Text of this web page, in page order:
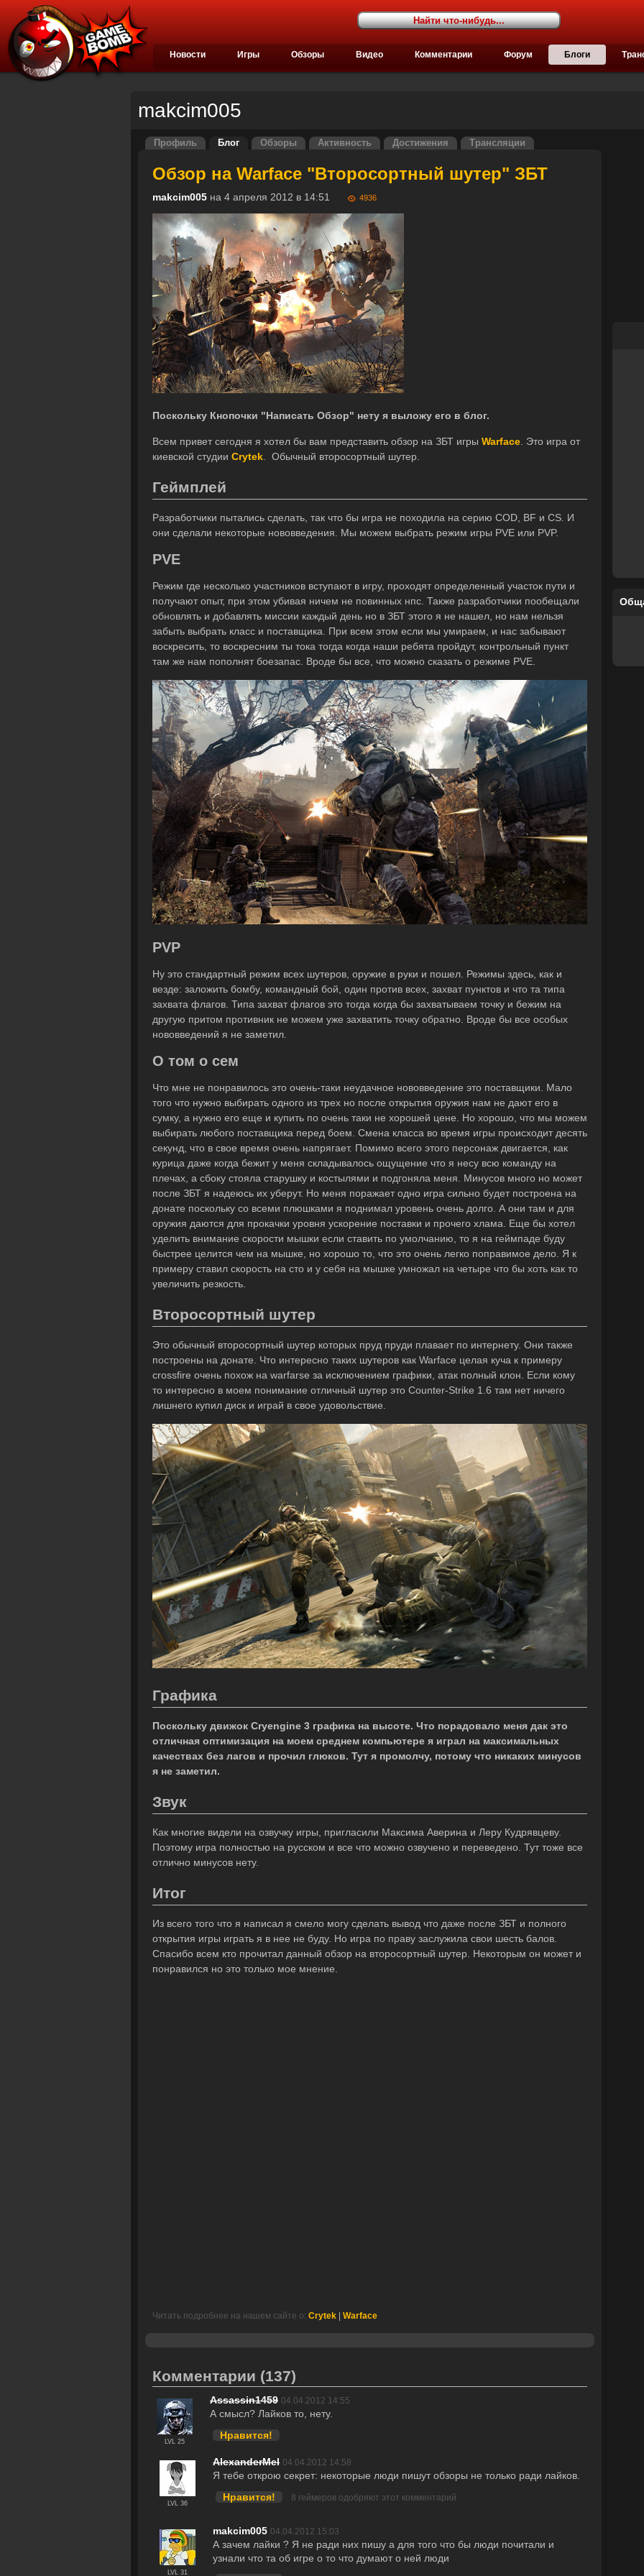
Новости Игры Обзоры Видео Комментарии Форум Блоги
makcim005
Профиль Блог Обзоры Активность Достижения Трансляции
Обзор на Warface "Второсортный шутер" ЗБТ
makcim005 на 4 апреля 2012 в 14:51 4936
Поскольку Кнопочки "Написать Обзор" нету я выложу его в блог.
Всем привет сегодня я хотел бы вам представить обзор на ЗБТ игры Warface . Это игра от
киевской студии Crytek . Обычный второсортный шутер.
Геймплей
Разработчики пытались сделать, так что бы игра не походила на серию COD, BF и CS. И
они сделали некоторые нововведения. Мы можем выбрать режим игры PVE или PVP.
PVE
Режим где несколько участников вступают в игру, проходят определенный участок пути и
получают опыт, при этом убивая ничем не повинных нпс. Также разработчики пообещали
обновлять и добавлять миссии каждый день но в ЗБТ этого я не нашел, но нам нельзя
забыть выбрать класс и поставщика. При всем этом если мы умираем, и нас забывают
воскресить, то воскресним ты тока тогда когда наши ребята пройдут, контрольный пункт
там же нам пополнят боезапас. Вроде бы все, что можно сказать о режиме PVE.
PVP
Ну это стандартный режим всех шутеров, оружие в руки и пошел. Режимы здесь, как и
везде: заложить бомбу, командный бой, один против всех, захват пунктов и что та типа
захвата флагов. Типа захват флагов это тогда когда бы захватываем точку и бежим на
другую притом противник не можем уже захватить точку обратно. Вроде бы все особых
нововведений я не заметил.
О том о сем
Что мне не понравилось это очень-таки неудачное нововведение это поставщики. Мало
того что нужно выбирать одного из трех но после открытия оружия нам не дают его в
сумку, а нужно его еще и купить по очень таки не хорошей цене. Но хорошо, что мы можем
выбирать любого поставщика перед боем. Смена класса во время игры происходит десять
секунд, что в свое время очень напрягает. Помимо всего этого персонаж двигается, как
курица даже когда бежит у меня складывалось ощущение что я несу всю команду на
плечах, а сбоку стояла старушку и костылями и подгоняла меня. Минусов много но может
после ЗБТ я надеюсь их уберут. Но меня поражает одно игра сильно будет построена на
донате поскольку со всеми плюшками я поднимал уровень очень долго. А они там и для
оружия даются для прокачки уровня ускорение поставки и прочего хлама. Еще бы хотел
уделить внимание скорости мышки если ставить по умолчанию, то я на геймпаде буду
быстрее целится чем на мышке, но хорошо то, что это очень легко поправимое дело. Я к
примеру ставил скорость на сто и у себя на мышке умножал на четыре что бы хоть как то
увеличить резкость.
Второсортный шутер
Это обычный второсортный шутер которых пруд пруди плавает по интернету. Они также
построены на донате. Что интересно таких шутеров как Warfасe целая куча к примеру
crossfire очень похож на warfarse за исключением графики, атак полный клон. Если кому
то интересно в моем понимание отличный шутер это Counter-Strike 1.6 там нет ничего
лишнего купил диск и играй в свое удовольствие.
Графика
Поскольку движок Cryengine 3 графика на высоте. Что порадовало меня дак это
отличная оптимизация на моем среднем компьютере я играл на максимальных
качествах без лагов и прочил глюков. Тут я промолчу, потому что никаких минусов
я не заметил.
Звук
Как многие видели на озвучку игры, пригласили Максима Аверина и Леру Кудрявцеву.
Поэтому игра полностью на русском и все что можно озвучено и переведено. Тут тоже все
отлично минусов нету.
Итог
Из всего того что я написал я смело могу сделать вывод что даже после ЗБТ и полного
открытия игры играть я в нее не буду. Но игра по праву заслужила свои шесть балов.
Спасибо всем кто прочитал данный обзор на второсортный шутер. Некоторым он может и
понравился но это только мое мнение.
Читать подробнее на нашем сайте о: Crytek | Warface
Комментарии (137)
LVL 25
Assassin1459 04.04.2012 14:55
А смысл? Лайков то, нету.
Нравится!
LVL 36
AlexanderMel 04.04.2012 14:58
Я тебе открою секрет: некоторые люди пишут обзоры не только ради лайков.
Нравится!
8 геймеров одобряют этот комментарий
LVL 31
makcim005 04.04.2012 15:03
А зачем лайки ? Я не ради них пишу а для того что бы люди почитали и
узнали что та об игре о то что думают о ней люди